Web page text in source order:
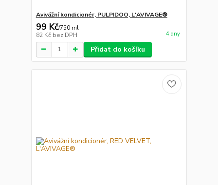
Avivážní kondicionér, PULPIDOO, L'AVIVAGE®
99 Kč/750 ml
82 Kč bez DPH 4 dny
Přidat do košíku